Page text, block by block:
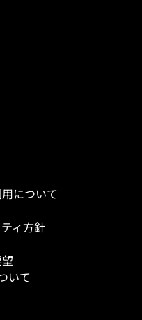
について
ィ方針
いて